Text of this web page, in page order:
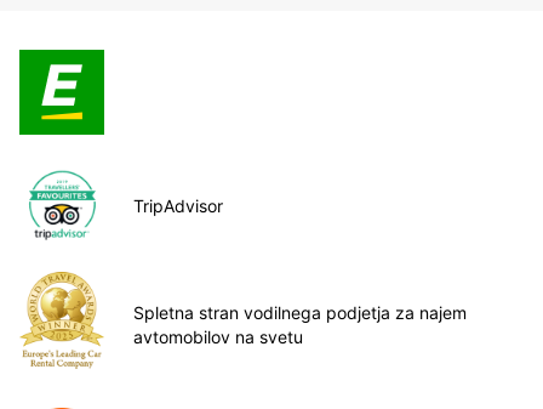
TripAdvisor
Spletna stran vodilnega podjetja za najem
avtomobilov na svetu